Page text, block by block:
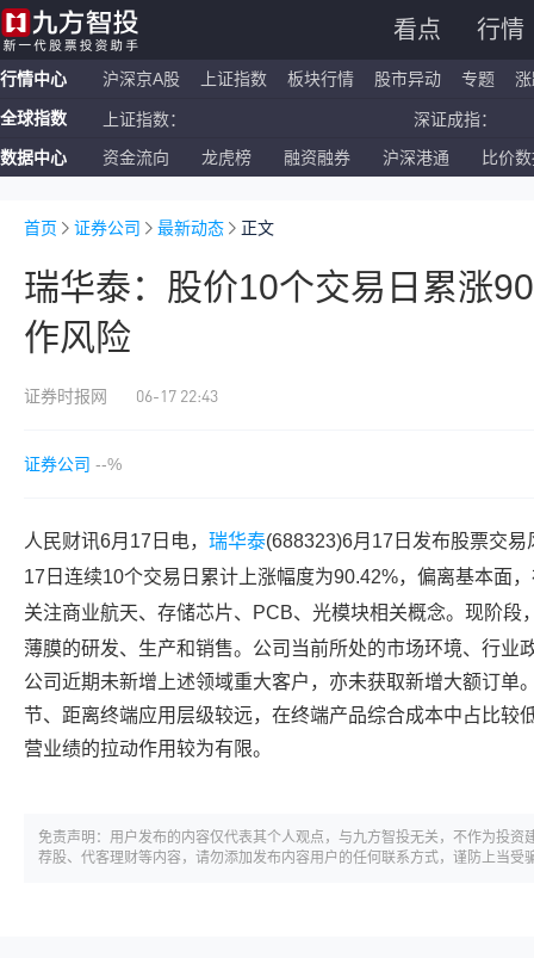
看点 行情
行情中心 沪深京A股 上证指数 板块行情 股市异动 专题
全球指数 上证指数： 深证成指：
恒生指数： 国企指数：
数据中心 资金流向 龙虎榜 融资融券 沪深港通 比价
首页 证券公司 最新动态 正文
瑞华泰：股价10个交易日累涨
作风险
证券时报网 06-17 22:43
证券公司 --%
人民财讯6月17日电， 瑞华泰(688323)6月17日发布股票交
17日连续10个交易日累计上涨幅度为90.42%，偏离基本面
关注商业航天、 存储芯片、PCB、光模块相关概念。现阶段
薄膜的研发、生产和销售。公司当前所处的市场环境、行业
公司近期未新增上述领域重大客户，亦未获取新增大额订单
节、距离终端应用层级较远，在终端产品综合成本中占比较
营业绩的拉动作用较为有限。
免责声明：用户发布的内容仅代表其个人观点，与九方智投无关，不作为投
荐股、代客理财等内容，请勿添加发布内容用户的任何联系方式，谨防上当受